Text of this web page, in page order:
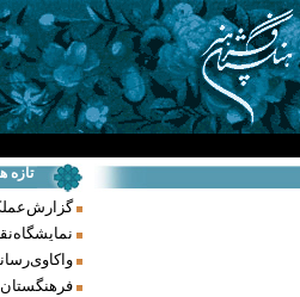
تازه
گزارش عملکرد
نمایشگاه
واکاوی
فرهنگستان